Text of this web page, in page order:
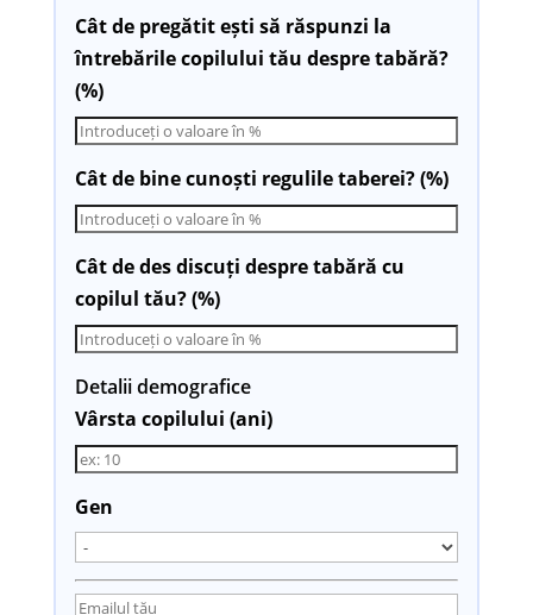
Cât de pregătit ești să răspunzi la
întrebările copilului tău despre tabără?
(%)
Cât de bine cunoști regulile taberei? (%)
Cât de des discuți despre tabără cu
copilul tău? (%)
Detalii demografice
Vârsta copilului (ani)
Gen